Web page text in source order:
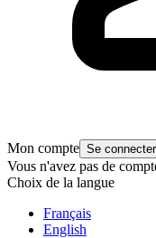
Mon compte Se connecter
Vous n'avez pas de
Choix de la langue
Français
English